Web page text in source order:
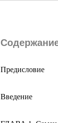
Предисловие
Введение